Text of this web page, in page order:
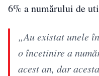
6% a numărului de
„Au existat unele
o încetinire a
acest an, dar